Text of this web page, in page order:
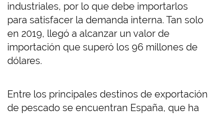
industriales, por lo que debe importarlos
para satisfacer la demanda interna. Tan solo
en 2019, llegó a alcanzar un valor de
importación que superó los 96 millones de
dólares.
Entre los principales destinos de exportación
de pescado se encuentran España, que ha